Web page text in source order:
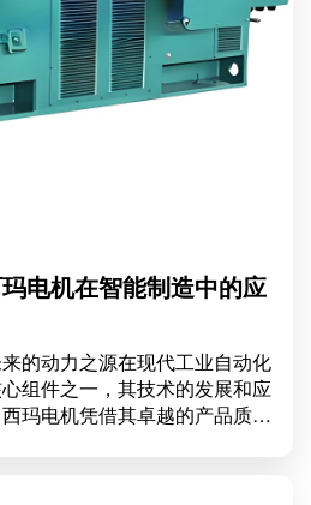
电机在智能制造中的应
的动力之源在现代工业自动化
组件之一，其技术的发展和应
玛电机凭借其卓越的产品质量